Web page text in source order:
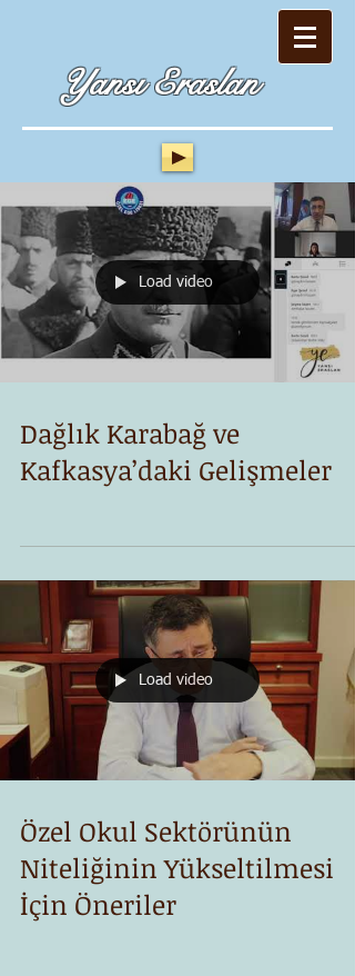
Yansı Eraslan
Load video
Dağlık Karabağ ve
Kafkasya’daki Gelişmeler
Load video
Özel Okul Sektörünün
Niteliğinin Yükseltilmesi
İçin Öneriler